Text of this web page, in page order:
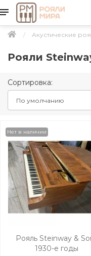
Акустические
Рояли
Сортировка:
Нет в наличии
Рояль Steinway &
1930-е годы